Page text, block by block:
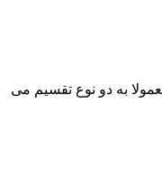
به دو نوع تقسیم می